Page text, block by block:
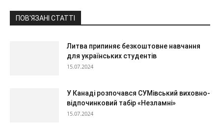
ПОВ'ЯЗАНІ СТАТТІ
Литва припиняє безкоштовне навчання
для українських студентів
15.07.2024
У Канаді розпочався СУМівський виховно-
відпочинковий табір «Незламні»
15.07.2024